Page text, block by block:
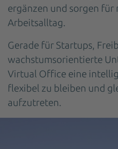
ergänzen und sorgen für
Arbeitsalltag.
Gerade für Startups,
wachstumsorientierte
Virtual Office eine
flexibel zu bleiben und
aufzutreten.